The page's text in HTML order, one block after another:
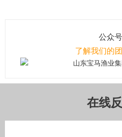
公众号
了解我们的
在线